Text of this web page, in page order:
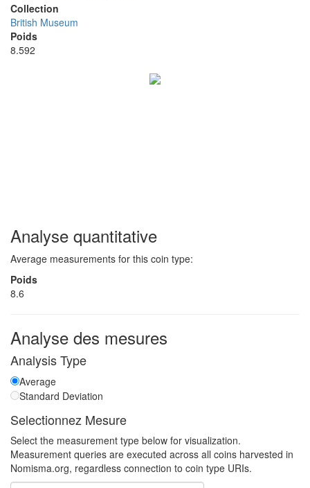
Collection
British Museum
Poids
8.592
Analyse quantitative
Average measurements for this coin type:
Poids
8.6
Analyse des mesures
Analysis Type
Average
Standard Deviation
Selectionnez Mesure
Select the measurement type below for visualization.
Measurement queries are executed across all coins harvested in
Nomisma.org, regardless connection to coin type URIs.